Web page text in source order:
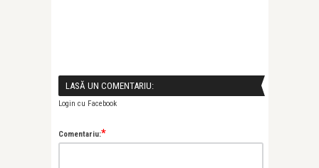
LASĂ UN COMENTARIU:
Login cu Facebook
Comentariu:*